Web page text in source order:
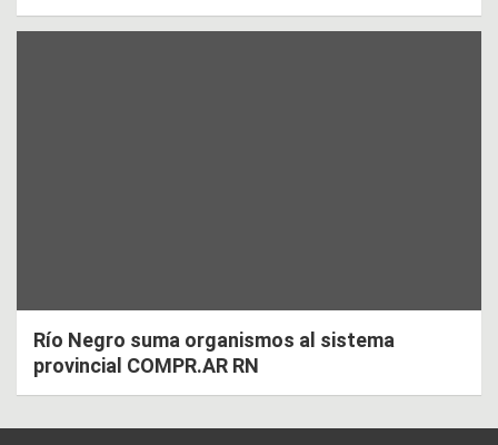
Río Negro suma organismos al sistema
provincial COMPR.AR RN